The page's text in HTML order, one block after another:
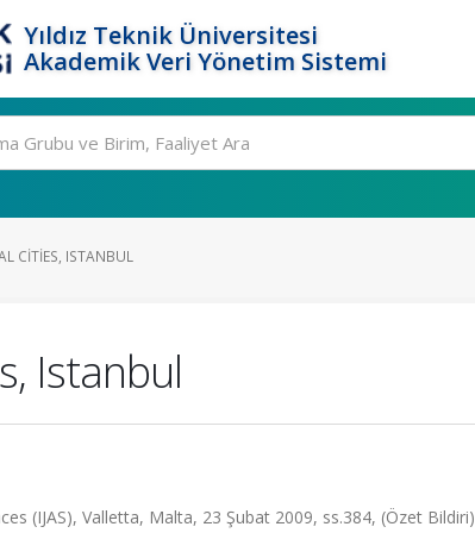
Yıldız Teknik Üniversitesi
Akademik Veri Yönetim Sistemi
CITIES, ISTANBUL
Istanbul
(IJAS), Valletta, Malta, 23 Şubat 2009, ss.384, (Özet Bildiri)